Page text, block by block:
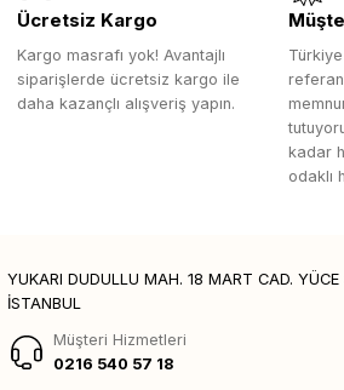
Ücretsiz Kargo
Kargo masrafı yok! Avantajlı
siparişlerde ücretsiz kargo ile
daha kazançlı alışveriş yapın.
kadar
odaklı
YUKARI DUDULLU MAH. 18 MART CAD.
İSTANBUL
Müşteri Hizmetleri
0216 540 57 18